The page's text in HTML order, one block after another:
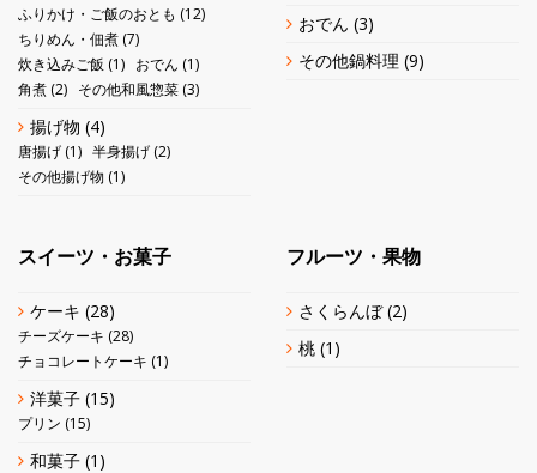
ふりかけ・ご飯のおとも (12)
ちりめん・佃煮 (7)
炊き込みご飯 (1) おでん (1)
角煮 (2) その他和風惣菜 (3)
揚げ物 (4)
唐揚げ (1) 半身揚げ (2)
その他揚げ物 (1)
おでん (3)
その他鍋料理 (9)
スイーツ・お菓子
ケーキ (28)
チーズケーキ (28)
チョコレートケーキ (1)
洋菓子 (15)
プリン (15)
和菓子 (1)
フルーツ・果物
さくらんぼ(2)
桃 (1)